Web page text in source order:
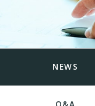
NEWS